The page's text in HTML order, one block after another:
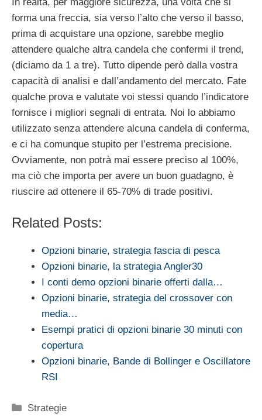
forma una freccia, sia verso l’alto che verso il basso,
prima di acquistare una opzione, sarebbe meglio
attendere qualche altra candela che confermi il trend,
(diciamo da 1 a tre). Tutto dipende però dalla vostra
capacità di analisi e dall’andamento del mercato. Fate
qualche prova e valutate voi stessi quando l’indicatore
fornisce i migliori segnali di entrata. Noi lo abbiamo
utilizzato senza attendere alcuna candela di conferma,
e ci ha comunque stupito per l’estrema precisione.
Ovviamente, non potrà mai essere preciso al 100%,
ma ciò che importa per avere un buon guadagno, è
riuscire ad ottenere il 65-70% di trade positivi.
Related Posts:
Opzioni binarie, strategia fascia di pesca
Opzioni binarie, la strategia Angler30
I conti demo opzioni binarie offerti dalla…
Opzioni binarie, strategia del crossover con
media…
Esempi pratici di opzioni binarie 30 minuti con
copertura
Opzioni binarie, Bande di Bollinger e Oscillatore
RSI
Categorie
Strategie